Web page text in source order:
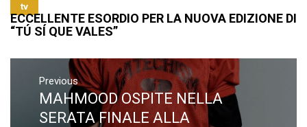
tv
ECCELLENTE ESORDIO PER LA NUOVA EDIZIONE DI
“TÚ SÍ QUE VALES”
Navigazione
articoli
Previous
Previous
post:
MAHMOOD OSPITE NELLA
SERATA FINALE ALLA